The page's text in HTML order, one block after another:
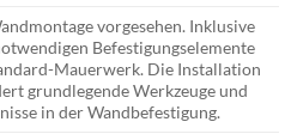
vorgesehen. Inklusive
Befestigungselemente
Mauerwerk. Die Installation
grundlegende Werkzeuge und
in der Wandbefestigung.